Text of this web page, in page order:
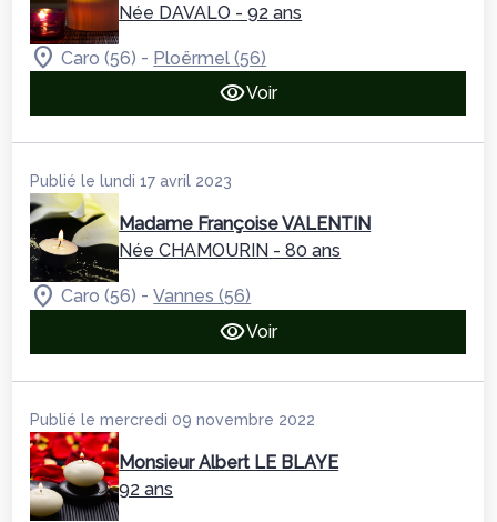
Née DAVALO - 92 ans
Caro (56) - Ploërmel (56)
Voir
Publié le lundi 17 avril 2023
Madame Françoise VALENTIN
Née CHAMOURIN - 80 ans
Caro (56) -Vannes (56)
Voir
Publié le mercredi 09 novembre 2022
Monsieur Albert LE BLAYE
92 ans